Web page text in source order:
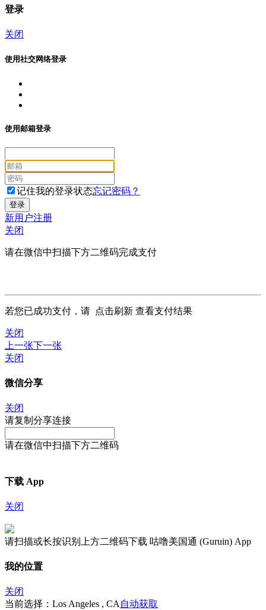
登录
关闭
使用社交网络登录
使用邮箱登录
记住我的登录状态忘记密码？
新用户注册
关闭
请在微信中扫描下方二维码完成支付
若您已成功支付，请 点击刷新 查看支付结果
关闭
上一张下一张
关闭
微信分享
关闭
请复制分享连接
请在微信中扫描下方二维码
下载 App
关闭
请扫描或长按识别上方二维码下载 咕噜美国通 (Guruin) App
我的位置
关闭
当前选择：Los Angeles , CA自动获取